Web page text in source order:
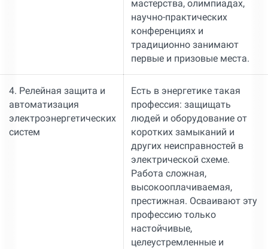
мастерства, олимпиадах,
научно-практических
конференциях и
традиционно занимают
первые и призовые места.
4. Релейная защита и
автоматизация
электроэнергетических
систем
Есть в энергетике такая
профессия: защищать
людей и оборудование от
коротких замыканий и
других неисправностей в
электрической схеме.
Работа сложная,
высокооплачиваемая,
престижная. Осваивают эту
профессию только
настойчивые,
целеустремленные и